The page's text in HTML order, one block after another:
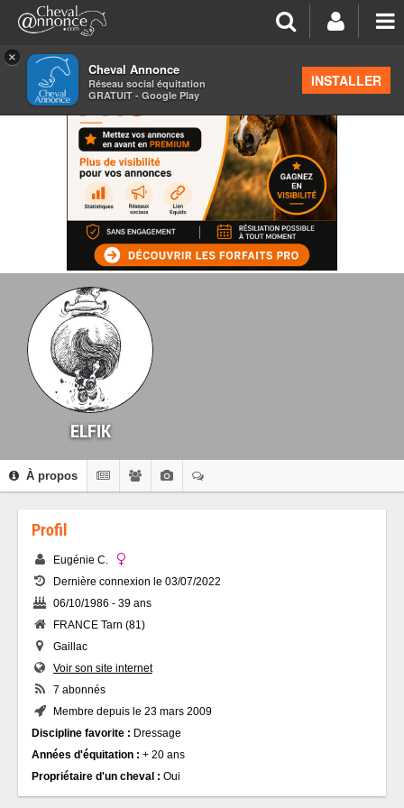
×
Cheval Annonce
Réseau social équitation
GRATUIT - Google Play
INSTALLER
ELFIK
À propos
Profil
Eugénie C.
Dernière connexion le 03/07/2022
06/10/1986 - 39 ans
FRANCE Tarn (81)
Gaillac
Voir son site internet
7 abonnés
Membre depuis le 23 mars 2009
Discipline favorite : Dressage
Années d'équitation : + 20 ans
Propriétaire d'un cheval : Oui